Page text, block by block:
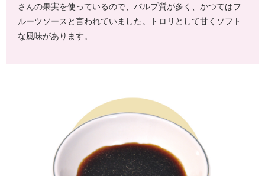
さんの果実を使っているので、パルプ質が多く、かつてはフ
ルーツソースと言われていました。トロリとして甘くソフト
な風味があります。